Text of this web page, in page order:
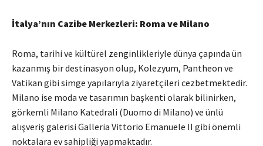
İtalya’nın Cazibe Merkezleri: Roma ve Milano
Roma, tarihi ve kültürel zenginlikleriyle dünya çapında ün
kazanmış bir destinasyon olup, Kolezyum, Pantheon ve
Vatikan gibi simge yapılarıyla ziyaretçileri cezbetmektedir.
Milano ise moda ve tasarımın başkenti olarak bilinirken,
görkemli Milano Katedrali (Duomo di Milano) ve ünlü
alışveriş galerisi Galleria Vittorio Emanuele II gibi önemli
noktalara ev sahipliği yapmaktadır.